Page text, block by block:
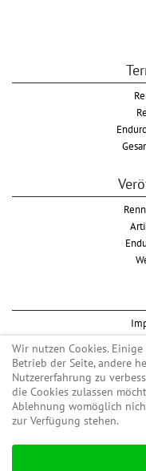
#enduroaustria,
Wir nutzen Cookies.
Betrieb der Seite, andere
Nutzererfahrung zu
die Cookies zulassen
Ablehnung womöglich
zur Verfügung stehen.